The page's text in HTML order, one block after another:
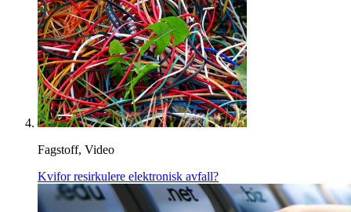
Fagstoff, Video
Kvifor resirkulere elektronisk avfall?